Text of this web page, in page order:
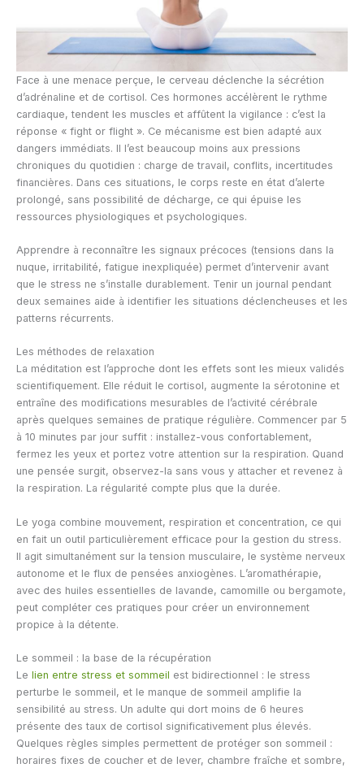
Face à une menace perçue, le cerveau déclenche la sécrétion
d’adrénaline et de cortisol. Ces hormones accélèrent le rythme
cardiaque, tendent les muscles et affûtent la vigilance : c’est la
réponse « fight or flight ». Ce mécanisme est bien adapté aux
dangers immédiats. Il l’est beaucoup moins aux pressions
chroniques du quotidien : charge de travail, conflits, incertitudes
financières. Dans ces situations, le corps reste en état d’alerte
prolongé, sans possibilité de décharge, ce qui épuise les
ressources physiologiques et psychologiques.
Apprendre à reconnaître les signaux précoces (tensions dans la
nuque, irritabilité, fatigue inexpliquée) permet d’intervenir avant
que le stress ne s’installe durablement. Tenir un journal pendant
deux semaines aide à identifier les situations déclencheuses et les
patterns récurrents.
Les méthodes de relaxation
La méditation est l’approche dont les effets sont les mieux validés
scientifiquement. Elle réduit le cortisol, augmente la sérotonine et
entraîne des modifications mesurables de l’activité cérébrale
après quelques semaines de pratique régulière. Commencer par 5
à 10 minutes par jour suffit : installez-vous confortablement,
fermez les yeux et portez votre attention sur la respiration. Quand
une pensée surgit, observez-la sans vous y attacher et revenez à
la respiration. La régularité compte plus que la durée.
Le yoga combine mouvement, respiration et concentration, ce qui
en fait un outil particulièrement efficace pour la gestion du stress.
Il agit simultanément sur la tension musculaire, le système nerveux
autonome et le flux de pensées anxiogènes. L’aromathérapie,
avec des huiles essentielles de lavande, camomille ou bergamote,
peut compléter ces pratiques pour créer un environnement
propice à la détente.
Le sommeil : la base de la récupération
Le lien entre stress et sommeil est bidirectionnel : le stress
perturbe le sommeil, et le manque de sommeil amplifie la
sensibilité au stress. Un adulte qui dort moins de 6 heures
présente des taux de cortisol significativement plus élevés.
Quelques règles simples permettent de protéger son sommeil :
horaires fixes de coucher et de lever, chambre fraîche et sombre,